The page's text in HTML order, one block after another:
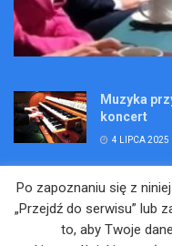
Muzyka
koncert
4 LIPCA 2025
Kopalniane
Po zapoznaniu się z
„Przejdź do serwisu” lub
to, aby Twoje